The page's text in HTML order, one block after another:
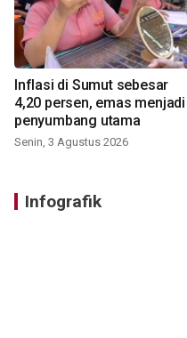
Inflasi di Sumut sebesar
4,20 persen, emas menjadi
penyumbang utama
Senin, 3 Agustus 2026
Infografik